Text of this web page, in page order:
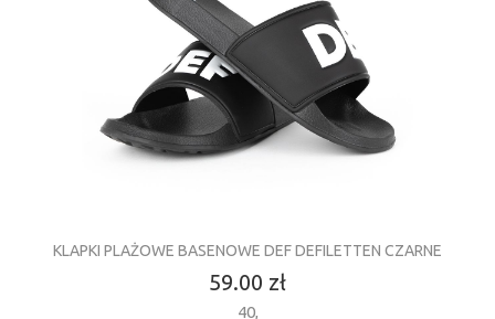
KLAPKI PLAŻOWE BASENOWE DEF DEFILETTEN CZARNE
59.00 zł
40,